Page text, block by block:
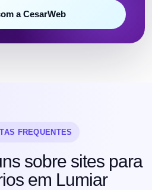
a CesarWeb
FREQUENTES
sobre sites para
em Lumiar